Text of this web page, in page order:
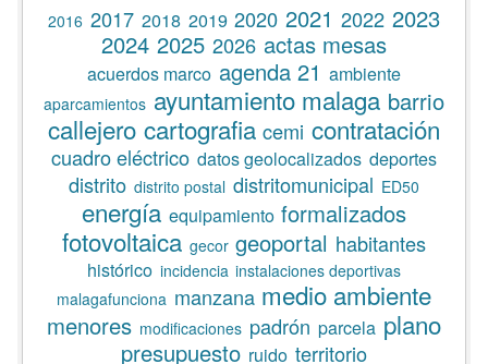
2016 2017 2018 2019 2020 2021 2022 2023
2024 2025 2026 actas mesas
acuerdos marco agenda 21 ambiente
aparcamientos ayuntamiento malaga barrio
callejero cartografia cemi contratación
cuadro eléctrico datos geolocalizados deportes
distrito distrito postal distritomunicipal ED50
energía equipamiento formalizados
fotovoltaica gecor geoportal habitantes
histórico incidencia instalaciones deportivas
malagafunciona manzana medio ambiente
menores modificaciones padrón parcela plano
presupuesto ruido territorio